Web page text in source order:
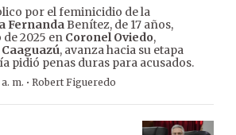
por el feminicidio de la
FernandaBenítez, de 17 años,
2025 en Coronel Oviedo,
Caaguazú, avanza hacia su etapa
pidió penas duras para acusados.
m. · Robert Figueredo